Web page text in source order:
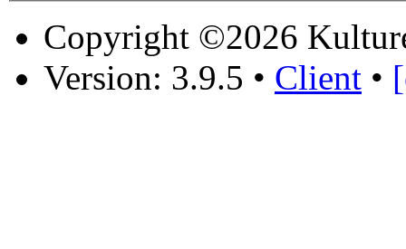
Copyright ©2026
Version: 3.9.5 • Client •